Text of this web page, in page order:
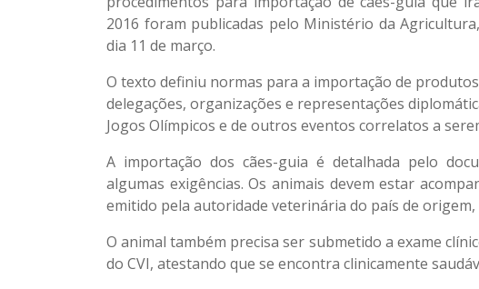
2016 foram publicadas pelo Ministério da
dia 11 de março.
O texto definiu normas para a importação de
delegações, organizações e representações
Jogos Olímpicos e de outros eventos correlatos a
A importação dos cães-guia é detalhada pelo
algumas exigências. Os animais devem estar
emitido pela autoridade veterinária do país de
O animal também precisa ser submetido a exame
do CVI, atestando que se encontra clinicamente